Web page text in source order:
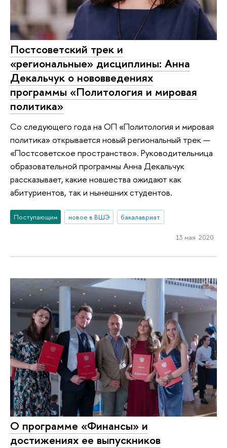
Постсоветский трек и
«региональные» дисциплины: Анна
Декальчук о нововведениях
программы «Политология и мировая
политика»
Со следующего года на ОП «Политология и мировая
политика» открывается новый региональный трек —
«Постсоветское пространство». Руководительница
образовательной программы Анна Декальчук
рассказывает, какие новшества ожидают как
абитуриентов, так и нынешних студентов.
Поступающим новое в ВШЭ бакалавриат
13 мая 2020
О программе «Финансы» и
достижениях ее выпускников